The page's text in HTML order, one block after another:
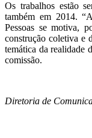
Os trabalhos estão
também em 2014.
Pessoas se motiva,
construção coletiva e
temática da realidade
comissão.
Diretoria de